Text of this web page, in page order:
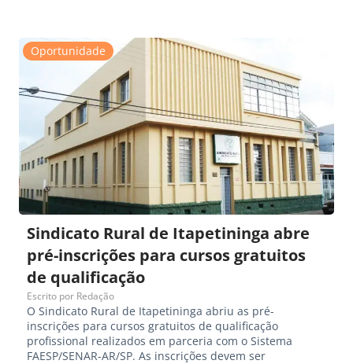
Oportunidade
Sindicato Rural de Itapetininga abre
pré-inscrições para cursos gratuitos
de qualificação
Escrito por Redação
O Sindicato Rural de Itapetininga abriu as pré-
inscrições para cursos gratuitos de qualificação
profissional realizados em parceria com o Sistema
FAESP/SENAR-AR/SP. As inscrições devem ser